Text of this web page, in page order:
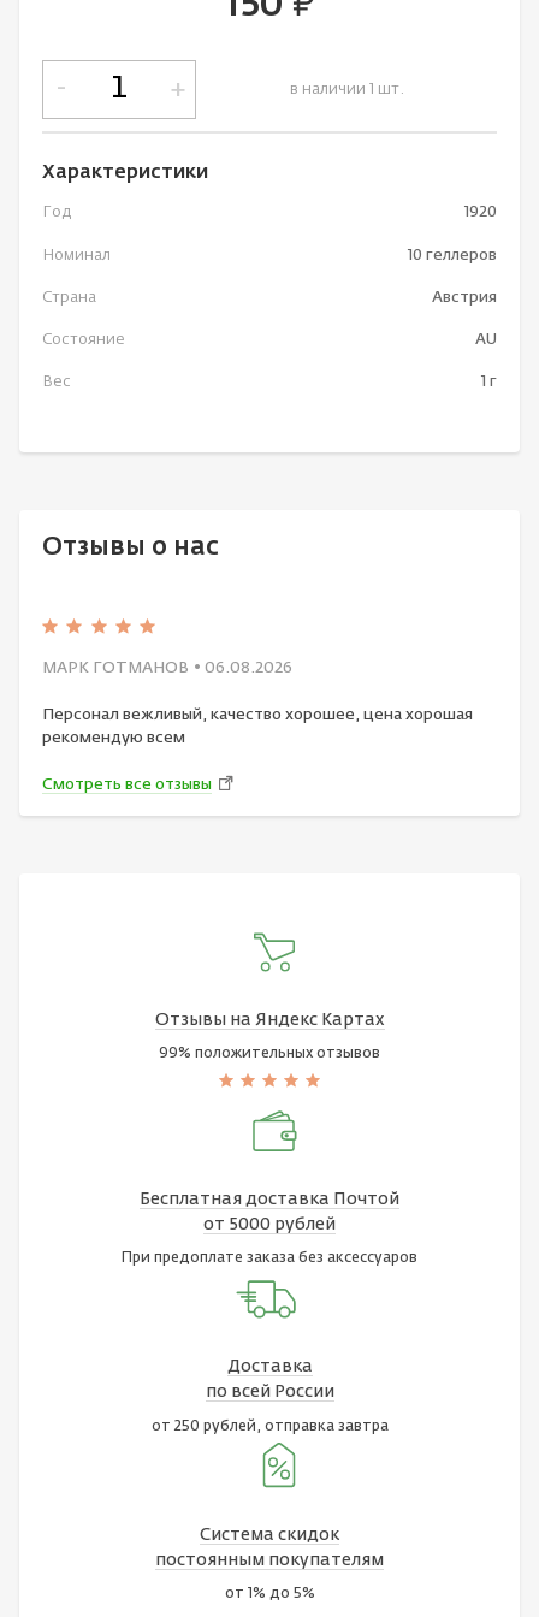
руб.
в наличии 1 шт.
- +
Характеристики
Год 1920
Номинал 10 геллеров
Страна Австрия
Состояние AU
Вес 1 г
Отзывы о нас
МАРК ГОТМАНОВ • 06.08.2026
Персонал вежливый, качество хорошее, цена хорошая
рекомендую всем
Смотреть все отзывы
Отзывы на Яндекс Картах
99% положительных отзывов
Бесплатная доставка Почтой
от 5000 рублей
При предоплате заказа без аксессуаров
Доставка
по всей России
от 250 рублей, отправка завтра
Система скидок
постоянным покупателям
от 1% до 5%